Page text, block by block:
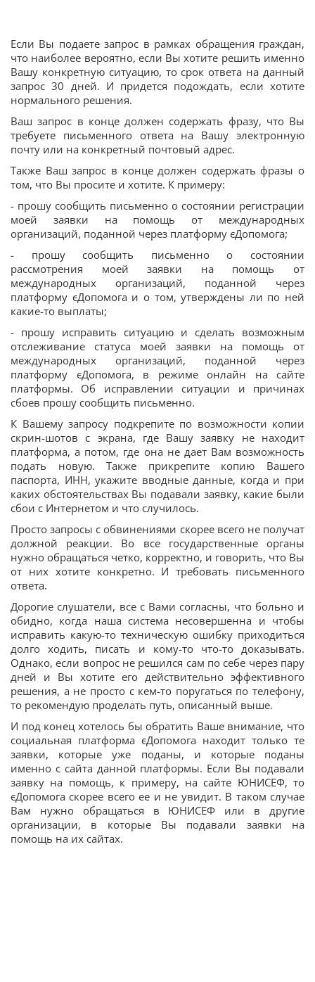
Если Вы подаете запрос в рамках обращения граждан,
что наиболее вероятно, если Вы хотите решить именно
Вашу конкретную ситуацию, то срок ответа на данный
запрос 30 дней. И придется подождать, если хотите
нормального решения.
Ваш запрос в конце должен содержать фразу, что Вы
требуете письменного ответа на Вашу электронную
почту или на конкретный почтовый адрес.
Также Ваш запрос в конце должен содержать фразы о
том, что Вы просите и хотите. К примеру:
- прошу сообщить письменно о состоянии регистрации
моей заявки на помощь от международных
организаций, поданной через платформу єДопомога;
- прошу сообщить письменно о состоянии
рассмотрения моей заявки на помощь от
международных организаций, поданной через
платформу єДопомога и о том, утверждены ли по ней
какие-то выплаты;
- прошу исправить ситуацию и сделать возможным
отслеживание статуса моей заявки на помощь от
международных организаций, поданной через
платформу єДопомога, в режиме онлайн на сайте
платформы. Об исправлении ситуации и причинах
сбоев прошу сообщить письменно.
К Вашему запросу подкрепите по возможности копии
скрин-шотов с экрана, где Вашу заявку не находит
платформа, а потом, где она не дает Вам возможность
подать новую. Также прикрепите копию Вашего
паспорта, ИНН, укажите вводные данные, когда и при
каких обстоятельствах Вы подавали заявку, какие были
сбои с Интернетом и что случилось.
Просто запросы с обвинениями скорее всего не получат
должной реакции. Во все государственные органы
нужно обращаться четко, корректно, и говорить, что Вы
от них хотите конкретно. И требовать письменного
ответа.
Дорогие слушатели, все с Вами согласны, что больно и
обидно, когда наша система несовершенна и чтобы
исправить какую-то техническую ошибку приходиться
долго ходить, писать и кому-то что-то доказывать.
Однако, если вопрос не решился сам по себе через пару
дней и Вы хотите его действительно эффективного
решения, а не просто с кем-то поругаться по телефону,
то рекомендую проделать путь, описанный выше.
И под конец хотелось бы обратить Ваше внимание, что
социальная платформа єДопомога находит только те
заявки, которые уже поданы, и которые поданы
именно с сайта данной платформы. Если Вы подавали
заявку на помощь, к примеру, на сайте ЮНИСЕФ, то
єДопомога скорее всего ее и не увидит. В таком случае
Вам нужно обращаться в ЮНИСЕФ или в другие
организации, в которые Вы подавали заявки на
помощь на их сайтах.